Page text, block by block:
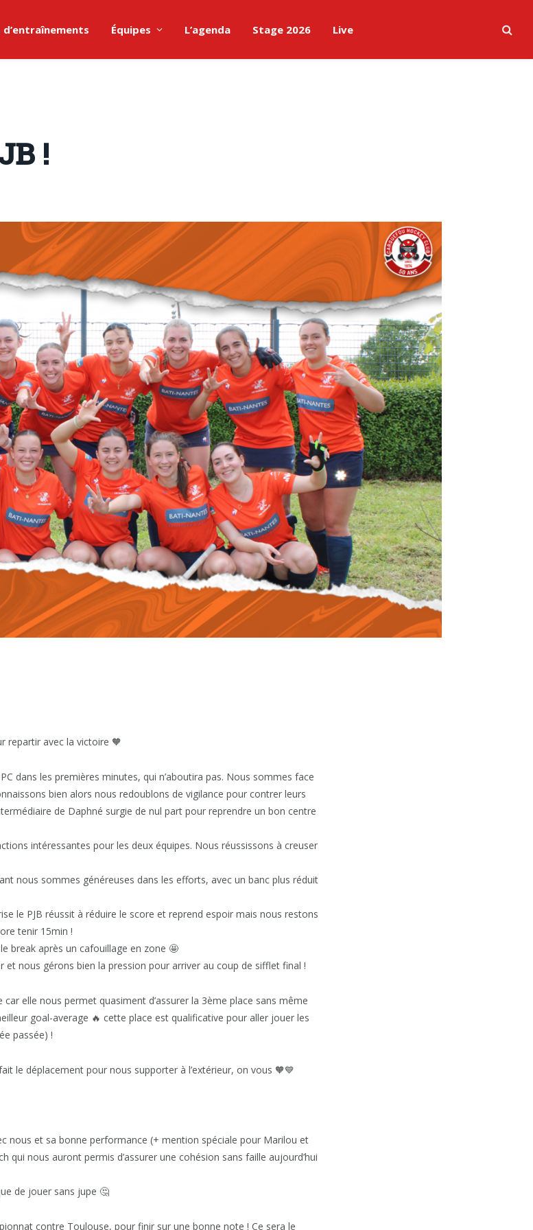
d’entraînements Équipes L’agenda Stage 2026 Live
!
repartir avec la victoire 🧡
dans les premières minutes, qui n’aboutira pas. Nous sommes face
bien alors nous redoublons de vigilance pour contrer leurs
de Daphné surgie de nul part pour reprendre un bon centre
intéressantes pour les deux équipes. Nous réussissons à creuser
nous sommes généreuses dans les efforts, avec un banc plus réduit
le PJB réussit à réduire le score et reprend espoir mais nous restons
tenir 15min !
break après un cafouillage en zone 🤩
et nous gérons bien la pression pour arriver au coup de sifflet final !
elle nous permet quasiment d’assurer la 3ème place sans même
goal-average 🔥 cette place est qualificative pour aller jouer les
passée) !
le déplacement pour nous supporter à l’extérieur, on vous 🧡💙
nous et sa bonne performance (+ mention spéciale pour Marilou et
qui nous auront permis d’assurer une cohésion sans faille aujourd’hui
de jouer sans jupe 🤔
contre Toulouse, pour finir sur une bonne note ! Ce sera le